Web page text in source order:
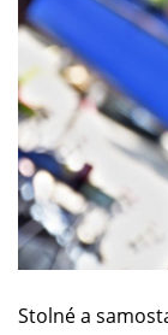
Stolné a